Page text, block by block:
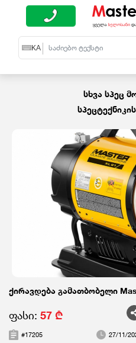
EN KA RU
სხვა სპეც
ქირავდება გამათბობელი
ფასი: 57 ₾
#17205 27/11/